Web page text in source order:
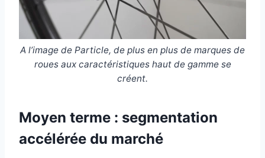
A l’image de Particle, de plus en plus de marques de
roues aux caractéristiques haut de gamme se
créent.
Moyen terme : segmentation
accélérée du marché